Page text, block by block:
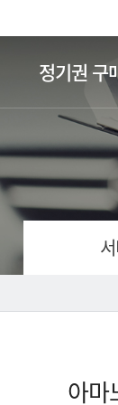
정기권 구
아마